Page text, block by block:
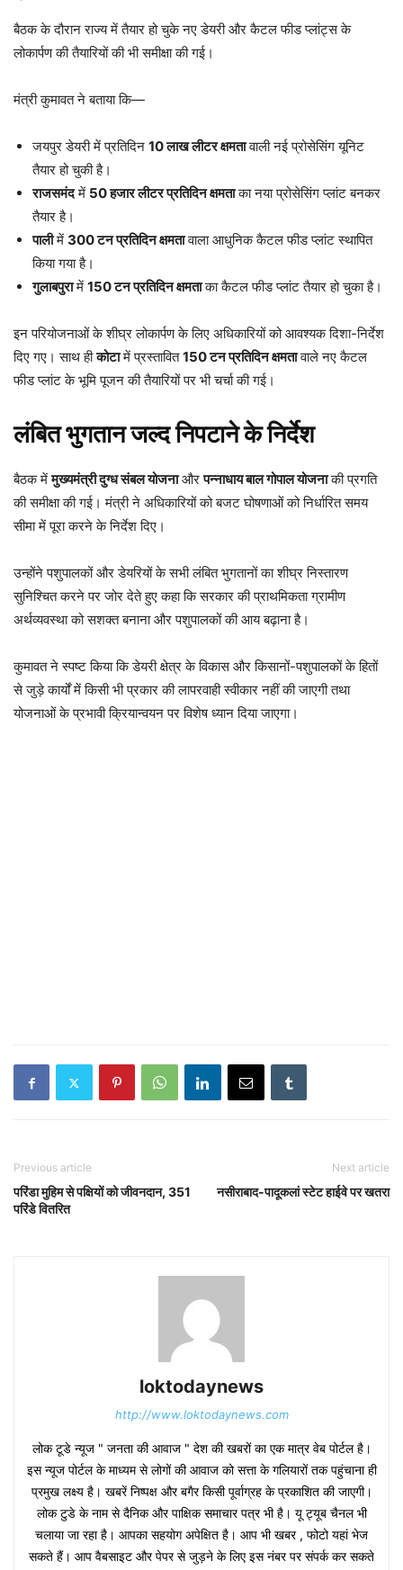
बैठक के दौरान राज्य में तैयार हो चुके नए डेयरी और कैटल फीड प्लांट्स के
लोकार्पण की तैयारियों की भी समीक्षा की गई।
मंत्री कुमावत ने बताया कि—
जयपुर डेयरी में प्रतिदिन 10 लाख लीटर क्षमतावाली नई प्रोसेसिंग यूनिट
तैयार हो चुकी है।
राजसमंदमें 50 हजार लीटर प्रतिदिन क्षमताका नया प्रोसेसिंग प्लांट बनकर
तैयार है।
पालीमें 300 टन प्रतिदिन क्षमतावाला आधुनिक कैटल फीड प्लांट स्थापित
किया गया है।
गुलाबपुरामें 150 टन प्रतिदिन क्षमताका कैटल फीड प्लांट तैयार हो चुका है।
इन परियोजनाओं के शीघ्र लोकार्पण के लिए अधिकारियों को आवश्यक दिशा-निर्देश
दिए गए। साथ हीकोटामें प्रस्तावित150 टन प्रतिदिन क्षमतावाले नए कैटल
फीड प्लांट के भूमि पूजन की तैयारियों पर भी चर्चा की गई।
लंबित भुगतान जल्द निपटाने के निर्देश
बैठक मेंमुख्यमंत्री दुग्ध संबल योजनाऔरपन्नाधाय बाल गोपाल योजनाकी प्रगति
की समीक्षा की गई। मंत्री ने अधिकारियों को बजट घोषणाओं को निर्धारित समय
सीमा में पूरा करने के निर्देश दिए।
उन्होंने पशुपालकों और डेयरियों के सभी लंबित भुगतानों का शीघ्र निस्तारण
सुनिश्चित करने पर जोर देते हुए कहा कि सरकार की प्राथमिकता ग्रामीण
अर्थव्यवस्था को सशक्त बनाना और पशुपालकों की आय बढ़ाना है।
कुमावत ने स्पष्ट किया कि डेयरी क्षेत्र के विकास और किसानों-पशुपालकों के हितों
से जुड़े कार्यों में किसी भी प्रकार की लापरवाही स्वीकार नहीं की जाएगी तथा
योजनाओं के प्रभावी क्रियान्वयन पर विशेष ध्यान दिया जाएगा।
Previous article
परिंडा मुहिम से पक्षियों को जीवनदान, 351
परिंडे वितरित
Next article
नसीराबाद-पादूकलां स्टेट हाईवे पर खतरा
loktodaynews
http://www.loktodaynews.com
लोक टूडे न्यूज " जनता की आवाज " देश की खबरों का एक मात्र वेब पोर्टल है।
इस न्यूज पोर्टल के माध्यम से लोगों की आवाज को सत्ता के गलियारों तक पहुंचाना ही
प्रमुख लक्ष्य है। खबरें निष्पक्ष और बगैर किसी पूर्वाग्रह के प्रकाशित की जाएगी।
लोक टुडे के नाम से दैनिक और पाक्षिक समाचार पत्र भी है। यू ट्यूब चैनल भी
चलाया जा रहा है। आपका सहयोग अपेक्षित है। आप भी खबर , फोटो यहां भेज
सकते हैं। आप वैबसाइट और पेपर से जुड़ने के लिए इस नंबर पर संपर्क कर सकते